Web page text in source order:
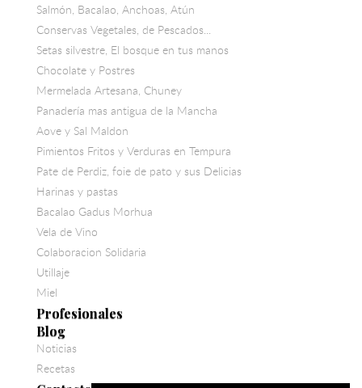
Salmón, Bacalao, Anchoas, Atún
Conservas Vegetales, de Pescados...
Setas silvestre, El bosque en tus manos
Chocolate y Postres
Mermelada Artesana, Chuney
Panadería mas antigua de la Mancha
Aove y Sal Maldon
Pimientos Fritos y Verduras en Tempura
Pate de Perdiz, foie de pato y sus Delicias
Harinas y pastas
Bacalao Gadus Morhua
Vela de Vino
Colaboracion Solidaria
Utillaje
Miel
Profesionales
Blog
Noticias
Recetas